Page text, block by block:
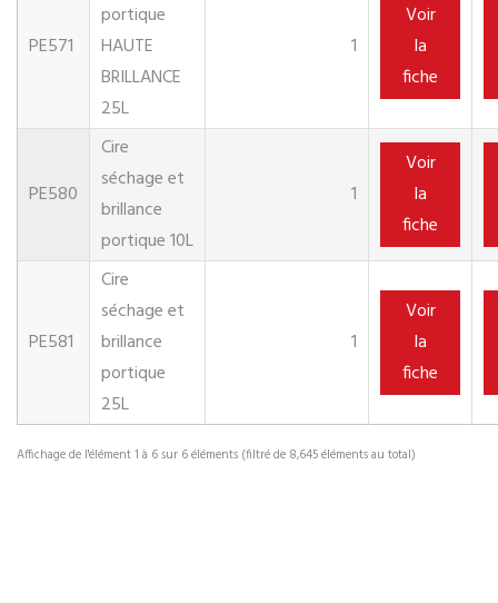
PE571
portique
HAUTE
BRILLANCE
25L
1
Voir
la
fiche
PE580
Cire
séchage et
brillance
portique 10L
1
Voir
la
fiche
PE581
Cire
séchage et
brillance
portique
25L
1
Voir
la
fiche
Affichage de l'élément 1 à 6 sur 6 éléments (filtré de 8,645 éléments au total)